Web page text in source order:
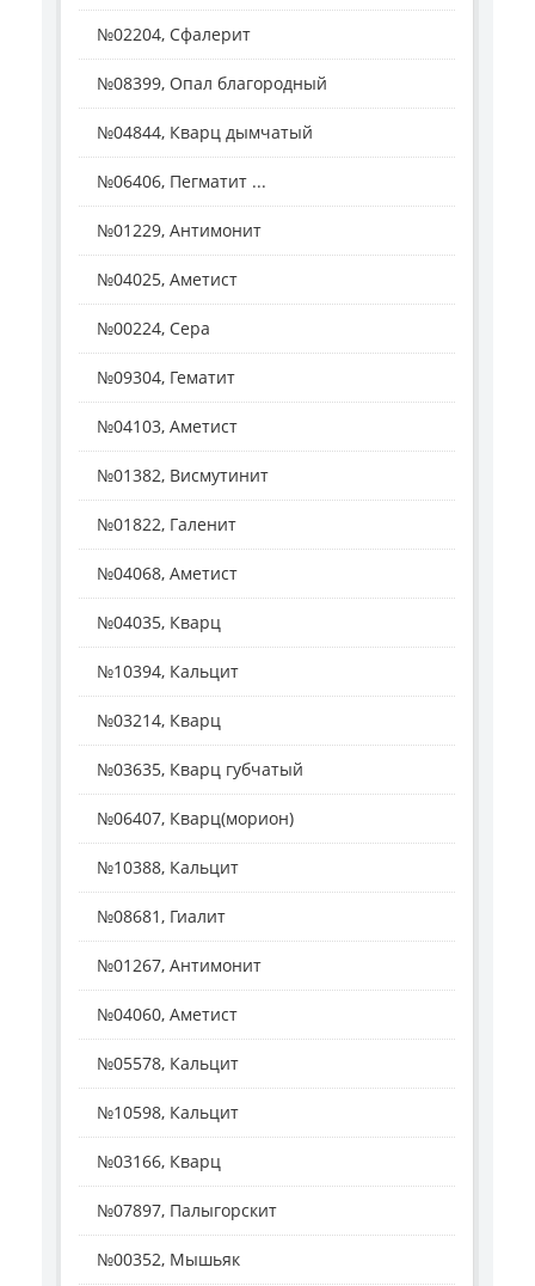
№02204, Сфалерит
№08399, Опал благородный
№04844, Кварц дымчатый
№06406, Пегматит ...
№01229, Антимонит
№04025, Аметист
№00224, Сера
№09304, Гематит
№04103, Аметист
№01382, Висмутинит
№01822, Галенит
№04068, Аметист
№04035, Кварц
№10394, Кальцит
№03214, Кварц
№03635, Кварц губчатый
№06407, Кварц(морион)
№10388, Кальцит
№08681, Гиалит
№01267, Антимонит
№04060, Аметист
№05578, Кальцит
№10598, Кальцит
№03166, Кварц
№07897, Палыгорскит
№00352, Мышьяк